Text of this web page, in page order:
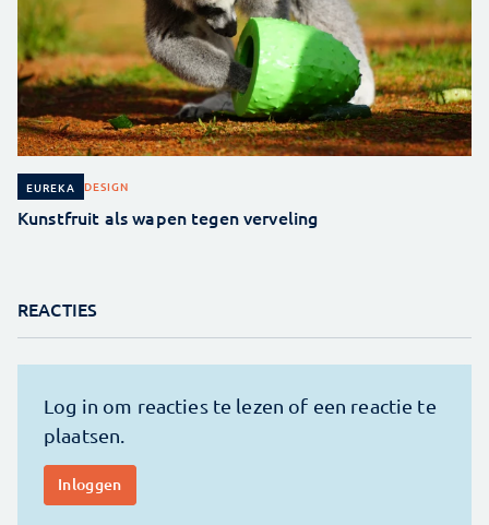
EUREKA DESIGN
Kunstfruit als wapen tegen verveling
REACTIES